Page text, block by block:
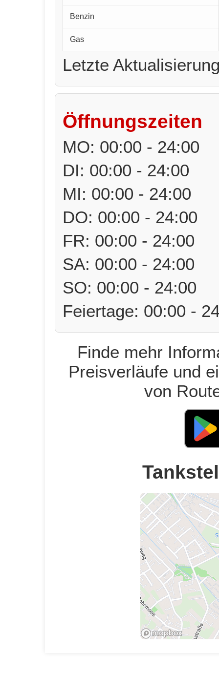
Benzin
Gas
Letzte
Öffnungszeiten
MO: 00:00 - 24:00
DI: 00:00 - 24:00
MI: 00:00 - 24:00
DO: 00:00 - 24:00
FR: 00:00 - 24:00
SA: 00:00 - 24:00
SO: 00:00 - 24:00
Feiertage: 00:00 -
Finde mehr
Preisverläufe und
von